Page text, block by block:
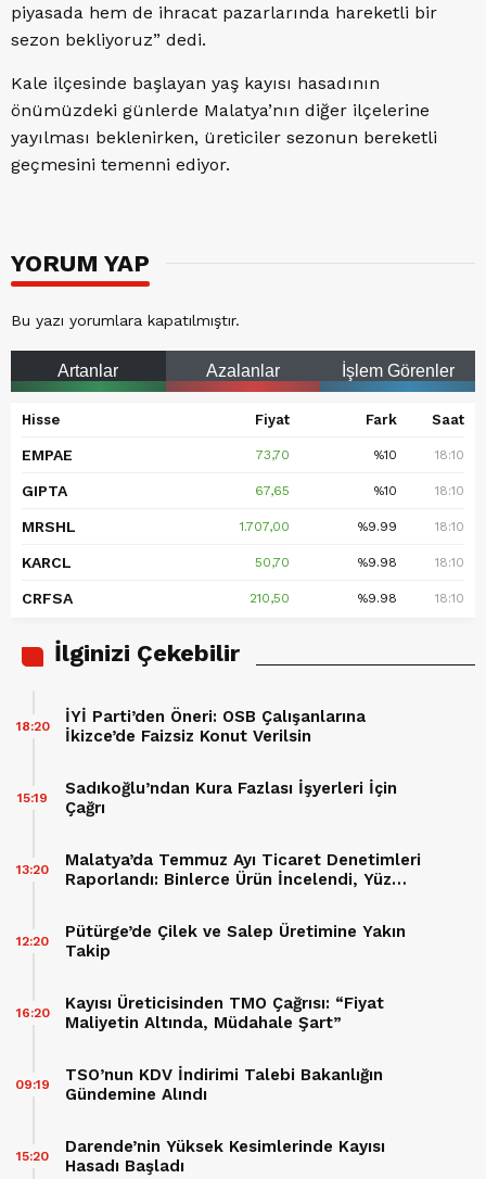
piyasada hem de ihracat pazarlarında hareketli bir
sezon bekliyoruz” dedi.
Kale ilçesinde başlayan yaş kayısı hasadının
önümüzdeki günlerde Malatya’nın diğer ilçelerine
yayılması beklenirken, üreticiler sezonun bereketli
geçmesini temenni ediyor.
YORUM YAP
Bu yazı yorumlara kapatılmıştır.
Artanlar Azalanlar İşlem Görenler
Hisse Fiyat Fark Saat
EMPAE 73,70 %10 18:10
GIPTA 67,65 %10 18:10
MRSHL 1.707,00 %9.99 18:10
KARCL 50,70 %9.98 18:10
CRFSA 210,50 %9.98 18:10
İlginizi Çekebilir
İYİ Parti’den Öneri: OSB Çalışanlarına
İkizce’de Faizsiz Konut Verilsin
18:20
Sadıkoğlu’ndan Kura Fazlası İşyerleri İçin
Çağrı
15:19
Malatya’da Temmuz Ayı Ticaret Denetimleri
Raporlandı: Binlerce Ürün İncelendi, Yüz
13:20
Pütürge’de Çilek ve Salep Üretimine Yakın
Takip
12:20
Kayısı Üreticisinden TMO Çağrısı: “Fiyat
Maliyetin Altında, Müdahale Şart”
16:20
TSO’nun KDV İndirimi Talebi Bakanlığın
Gündemine Alındı
09:19
Darende’nin Yüksek Kesimlerinde Kayısı
Hasadı Başladı
15:20